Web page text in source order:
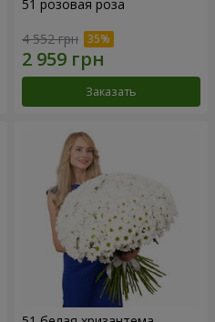
51 розовая роза
4 552 грн
Заказать